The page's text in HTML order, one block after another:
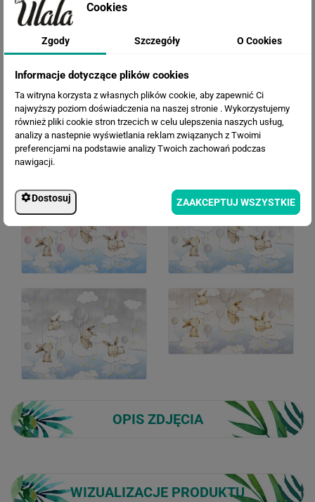
WERSJE KOLORYSTYCZNE
OPIS ZDJĘCIA
WIZUALIZACJE PRODUKTU
Cookies
Zgody Szczegóły O Cookies
Informacje dotyczące plików cookies
Ta witryna korzysta z własnych plików cookie, aby zapewnić Ci
najwyższy poziom doświadczenia na naszej stronie . Wykorzystujemy
również pliki cookie stron trzecich w celu ulepszenia naszych usług,
analizy a nastepnie wyświetlania reklam związanych z Twoimi
preferencjami na podstawie analizy Twoich zachowań podczas
nawigacji.
Dostosuj ZAAKCEPTUJ WSZYSTKIE